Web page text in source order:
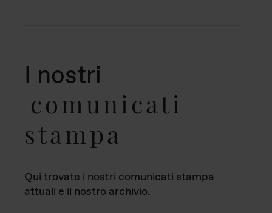
I nostri
comunicati
stampa
Qui trovate i nostri comunicati stampa
attuali e il nostro archivio.